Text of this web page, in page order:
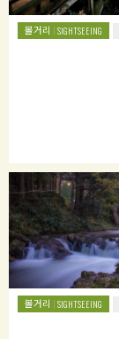
볼거리 SIGHTSEEING
볼거리 SIGHTSEEING